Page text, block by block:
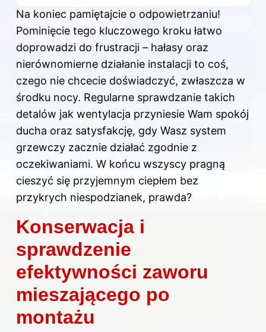
Na koniec pamiętajcie o odpowietrzaniu!
Pominięcie tego kluczowego kroku łatwo
doprowadzi do frustracji – hałasy oraz
nierównomierne działanie instalacji to coś,
czego nie chcecie doświadczyć, zwłaszcza w
środku nocy. Regularne sprawdzanie takich
detalów jak wentylacja przyniesie Wam spokój
ducha oraz satysfakcję, gdy Wasz system
grzewczy zacznie działać zgodnie z
oczekiwaniami. W końcu wszyscy pragną
cieszyć się przyjemnym ciepłem bez
przykrych niespodzianek, prawda?
Konserwacja i
sprawdzenie
efektywności zaworu
mieszającego po
montażu